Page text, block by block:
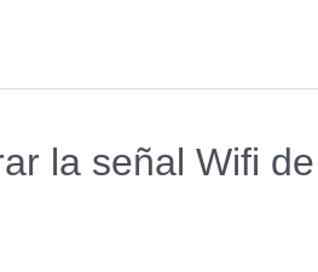
la señal Wifi